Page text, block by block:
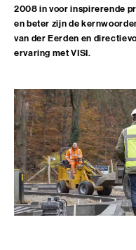
2008 in voor inspirerende
en beter zijn de
van der Eerden en
ervaring met VISI.